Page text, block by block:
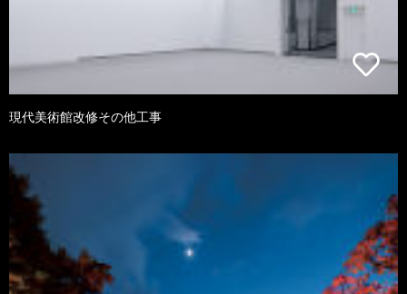
現代美術館改修その他工事